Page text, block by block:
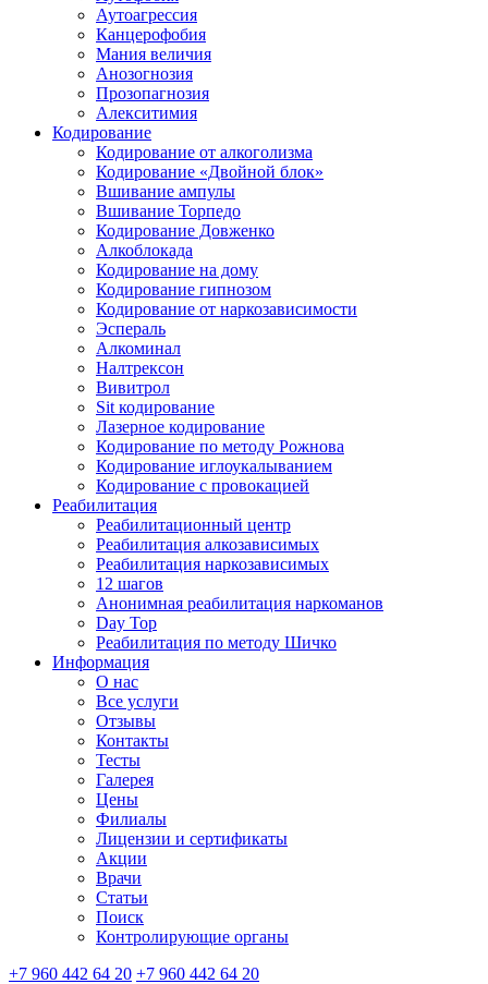
Аутоагрессия
Канцерофобия
Мания величия
Анозогнозия
Прозопагнозия
Алекситимия
Кодирование
Кодирование от алкоголизма
Кодирование «Двойной блок»
Вшивание ампулы
Вшивание Торпедо
Кодирование Довженко
Алкоблокада
Кодирование на дому
Кодирование гипнозом
Кодирование от наркозависимости
Эспераль
Алкоминал
Налтрексон
Вивитрол
Sit кодирование
Лазерное кодирование
Кодирование по методу Рожнова
Кодирование иглоукалыванием
Кодирование с провокацией
Реабилитация
Реабилитационный центр
Реабилитация алкозависимых
Реабилитация наркозависимых
12 шагов
Анонимная реабилитация наркоманов
Day Top
Реабилитация по методу Шичко
Информация
О нас
Все услуги
Отзывы
Контакты
Тесты
Галерея
Цены
Филиалы
Лицензии и сертификаты
Акции
Врачи
Статьи
Поиск
Контролирующие органы
+7 960 442 64 20 +7 960 442 64 20